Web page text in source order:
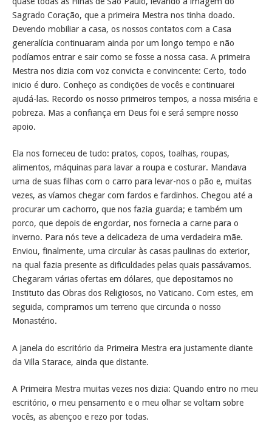
Sagrado Coração, que a primeira Mestra nos tinha doado.
Devendo mobiliar a casa, os nossos contatos com a Casa
generalícia continuaram ainda por um longo tempo e não
podíamos entrar e sair como se fosse a nossa casa. A primeira
Mestra nos dizia com voz convicta e convincente: Certo, todo
inicio é duro. Conheço as condições de vocês e continuarei
ajudá-las. Recordo os nosso primeiros tempos, a nossa miséria e
pobreza. Mas a confiança em Deus foi e será sempre nosso
apoio.
Ela nos forneceu de tudo: pratos, copos, toalhas, roupas,
alimentos, máquinas para lavar a roupa e costurar. Mandava
uma de suas filhas com o carro para levar-nos o pão e, muitas
vezes, as víamos chegar com fardos e fardinhos. Chegou até a
procurar um cachorro, que nos fazia guarda; e também um
porco, que depois de engordar, nos fornecia a carne para o
inverno. Para nós teve a delicadeza de uma verdadeira mãe.
Enviou, finalmente, uma circular às casas paulinas do exterior,
na qual fazia presente as dificuldades pelas quais passávamos.
Chegaram várias ofertas em dólares, que depositamos no
Instituto das Obras dos Religiosos, no Vaticano. Com estes, em
seguida, compramos um terreno que circunda o nosso
Monastério.
A janela do escritório da Primeira Mestra era justamente diante
da Villa Starace, ainda que distante.
A Primeira Mestra muitas vezes nos dizia: Quando entro no meu
escritório, o meu pensamento e o meu olhar se voltam sobre
vocês, as abençoo e rezo por todas.